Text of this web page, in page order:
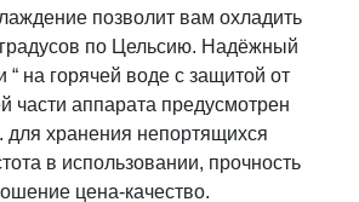
позволит вам охладить
по Цельсию. Надёжный
“ на горячей воде с защитой от
части аппарата предусмотрен
для хранения непортящихся
в использовании, прочность
цена-качество.